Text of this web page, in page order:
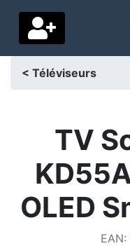
Pays de livraison
Accueil
Baisses de prix
Paramètres
< Téléviseurs
TV
OLED
EAN: